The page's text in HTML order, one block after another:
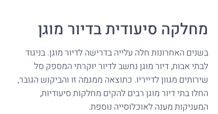
מחלקה סיעודית בדיור מוגן
בשנים האחרונות חלה עלייה בדרישה לדיור מוגן. בניגוד
לבתי אבות, דיור מוגן נחשב לדיור יוקרתי המספק סל
שירותים מגוון לדייריו. כתוצאה ממגמה זו והביקוש הגובר,
החלו בתי דיור מוגן רבים להקים מחלקות סיעודיות,
המעניקות מענה לאוכלוסייה נוספת.